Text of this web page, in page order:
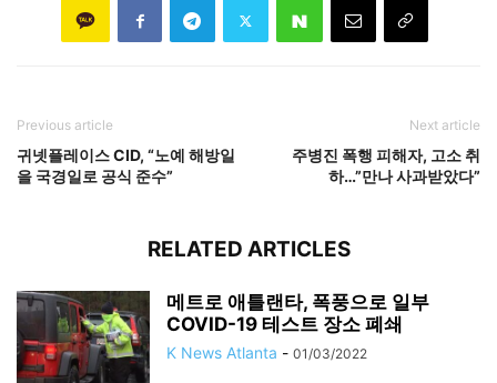
Previous article
귀넷플레이스 CID, “노예 해방일
을 국경일로 공식 준수”
Next article
주병진 폭행 피해자, 고소 취
하…”만나 사과받았다”
RELATED ARTICLES
메트로 애틀랜타, 폭풍으로 일부
COVID-19 테스트 장소 폐쇄
K News Atlanta - 01/03/2022